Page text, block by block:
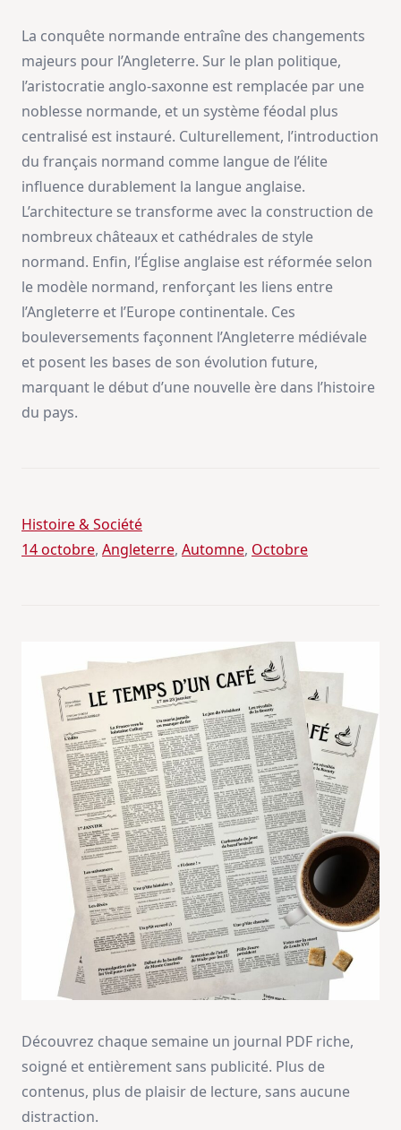
La conquête normande entraîne des changements
majeurs pour l’Angleterre. Sur le plan politique,
l’aristocratie anglo-saxonne est remplacée par une
noblesse normande, et un système féodal plus
centralisé est instauré. Culturellement, l’introduction
du français normand comme langue de l’élite
influence durablement la langue anglaise.
L’architecture se transforme avec la construction de
nombreux châteaux et cathédrales de style
normand. Enfin, l’Église anglaise est réformée selon
le modèle normand, renforçant les liens entre
l’Angleterre et l’Europe continentale. Ces
bouleversements façonnent l’Angleterre médiévale
et posent les bases de son évolution future,
marquant le début d’une nouvelle ère dans l’histoire
du pays.
Histoire & Société
14 octobre, Angleterre, Automne, Octobre
Découvrez chaque semaine un journal PDF riche,
soigné et entièrement sans publicité. Plus de
contenus, plus de plaisir de lecture, sans aucune
distraction.